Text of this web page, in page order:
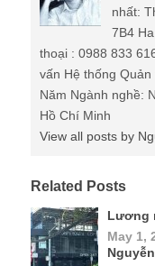
nhất:
7B4
thoại : 0988 833
vấn Hệ thống
Năm Ngành nghề:
Hồ Chí Minh
View all posts by
Related Posts
Lương
May 1,